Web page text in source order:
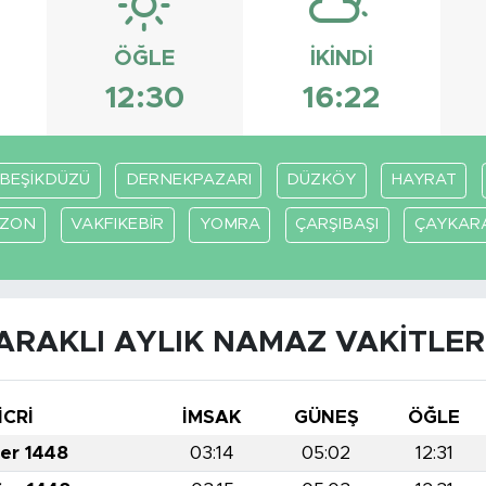
ÖĞLE
12:30
İKINDI
16:22
BEŞİKDÜZÜ DERNEKPAZARI DÜZKÖY HAYRAT
VAKFIKEBİR YOMRA ÇARŞIBAŞI
AYLIK NAMAZ
İMSAK GÜNEŞ
ÖĞLE
1448
03:14 05:02
12:31